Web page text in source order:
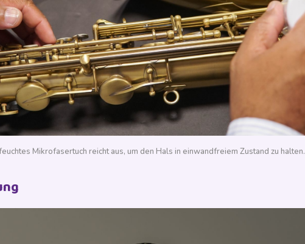
Mikrofasertuch reicht aus, um den Hals in einwandfreiem Zustand zu halten.